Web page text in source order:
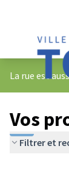
La rue est
Vos
Filtrer et